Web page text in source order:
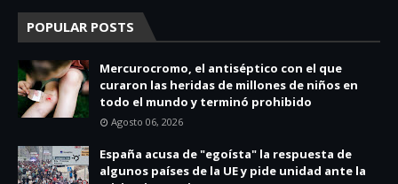
POPULAR POSTS
Mercurocromo, el antiséptico con el que
curaron las heridas de millones de niños en
todo el mundo y terminó prohibido
Agosto 06, 2026
España acusa de "egoísta" la respuesta de
algunos países de la UE y pide unidad ante la